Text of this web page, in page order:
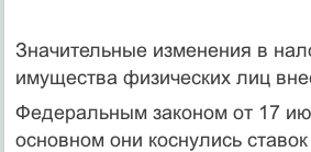
Значительные изменения в
имущества фи­зических лиц
Федеральным законом от 17
основном они коснулись